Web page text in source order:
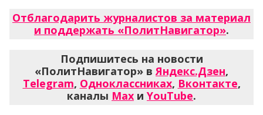
Отблагодарить журналистов за материал
и поддержать «ПолитНавигатор».
Подпишитесь на новости
«ПолитНавигатор» вЯндекс.Дзен,
Telegram, Одноклассниках, Вконтакте,
каналы Max и YouTube.